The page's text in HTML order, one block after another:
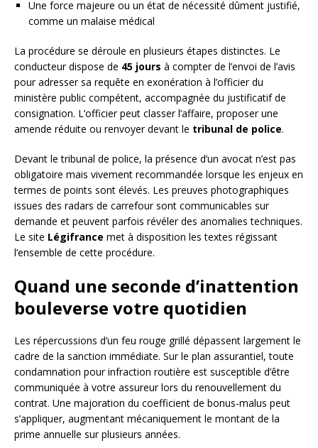
Une force majeure ou un état de nécessité dûment justifié,
comme un malaise médical
La procédure se déroule en plusieurs étapes distinctes. Le
conducteur dispose de 45 jours à compter de l’envoi de l’avis
pour adresser sa requête en exonération à l’officier du
ministère public compétent, accompagnée du justificatif de
consignation. L’officier peut classer l’affaire, proposer une
amende réduite ou renvoyer devant le tribunal de police.
Devant le tribunal de police, la présence d’un avocat n’est pas
obligatoire mais vivement recommandée lorsque les enjeux en
termes de points sont élevés. Les preuves photographiques
issues des radars de carrefour sont communicables sur
demande et peuvent parfois révéler des anomalies techniques.
Le site Légifrance met à disposition les textes régissant
l’ensemble de cette procédure.
Quand une seconde d’inattention
bouleverse votre quotidien
Les répercussions d’un feu rouge grillé dépassent largement le
cadre de la sanction immédiate. Sur le plan assurantiel, toute
condamnation pour infraction routière est susceptible d’être
communiquée à votre assureur lors du renouvellement du
contrat. Une majoration du coefficient de bonus-malus peut
s’appliquer, augmentant mécaniquement le montant de la
prime annuelle sur plusieurs années.